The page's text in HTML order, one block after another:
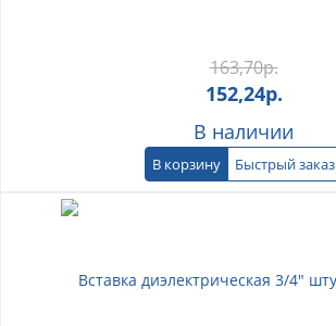
163,70р.
152,24р.
В наличии
В корзину Быстрый заказ